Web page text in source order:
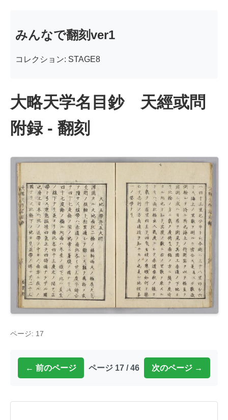
みんなで翻刻ver1
コレクション: STAGE8
大略天学名目鈔 天經或問
附録 - 翻刻
ページ: 17
← 前のページ ページ 17 / 46 次のページ →